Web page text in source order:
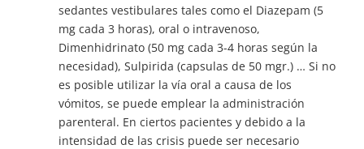
sedantes vestibulares tales como el Diazepam (5
mg cada 3 horas), oral o intravenoso,
Dimenhidrinato (50 mg cada 3-4 horas según la
necesidad), Sulpirida (capsulas de 50 mgr.) … Si no
es posible utilizar la vía oral a causa de los
vómitos, se puede emplear la administración
parenteral. En ciertos pacientes y debido a la
intensidad de las crisis puede ser necesario